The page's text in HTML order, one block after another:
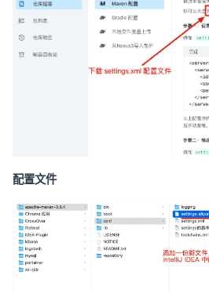
配置文件